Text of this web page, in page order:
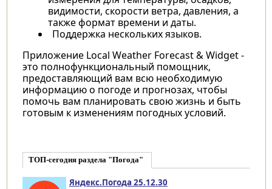
видимости, скорости ветра, давления, а
также формат времени и даты.
Поддержка нескольких языков.
Приложение Local Weather Forecast & Widget -
это полнофункциональный помощник,
предоставляющий вам всю необходимую
информацию о погоде и прогнозах, чтобы
помочь вам планировать свою жизнь и быть
готовым к изменениям погодных условий.
ТОП-сегодня раздела "Погода"
Яндекс.Погода 25.12.30